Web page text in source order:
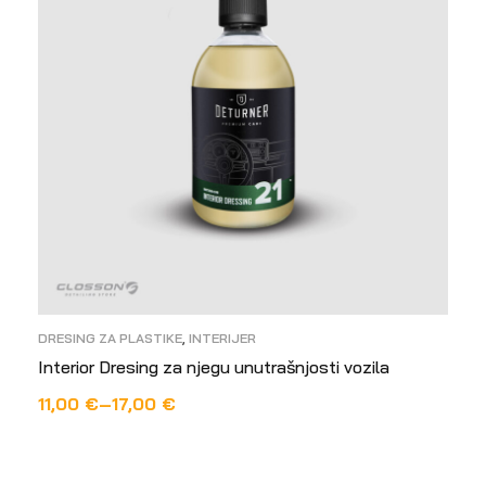
DRESING ZA PLASTIKE INTERIJER
Interior Dresing za njegu unutrašnjosti vozila
11,00 €–17,00 €